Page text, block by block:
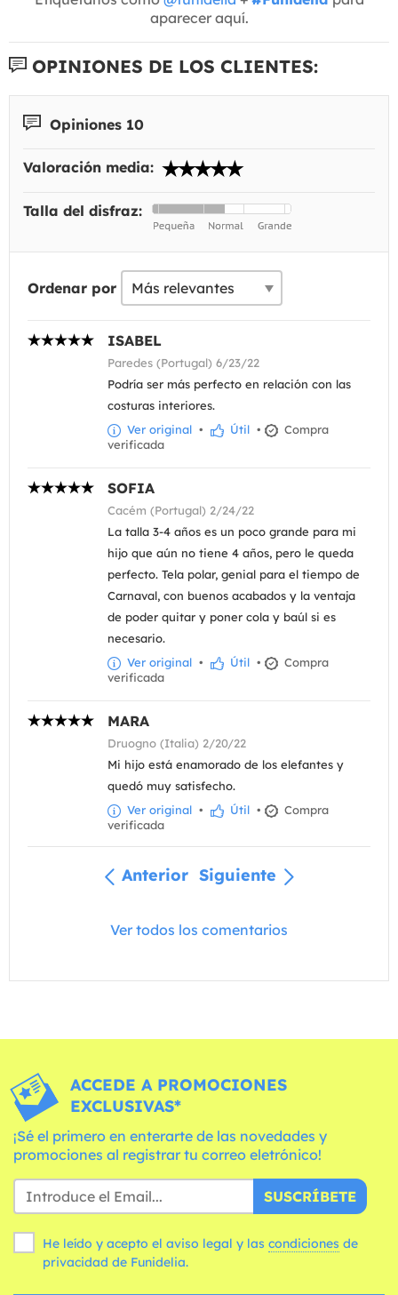
aparecer aquí.
OPINIONES DE LOS CLIENTES:
Opiniones 10
Valoración media:
Talla del disfraz:
Ordenar por
ISABEL
Paredes (Portugal) 6/23/22
Podría ser más perfecto en relación con las
costuras interiores.
Ver original • Útil •
Compra
verificada
SOFIA
Cacém (Portugal) 2/24/22
La talla 3-4 años es un poco grande para mi
hijo que aún no tiene 4 años, pero le queda
perfecto. Tela polar, genial para el tiempo de
Carnaval, con buenos acabados y la ventaja
de poder quitar y poner cola y baúl si es
necesario.
Ver original • Útil •
Compra
verificada
MARA
Druogno (Italia) 2/20/22
Mi hijo está enamorado de los elefantes y
quedó muy satisfecho.
Ver original • Útil •
Compra
verificada
Anterior Siguiente
Ver todos los comentarios
ACCEDE A PROMOCIONES
EXCLUSIVAS*
¡Sé el primero en enterarte de las novedades y
promociones al registrar tu correo eletrónico!
SUSCRÍBETE
He leído y acepto el aviso legal y las condiciones
privacidad de Funidelia.